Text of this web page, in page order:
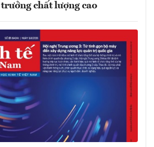
chất lượng cao